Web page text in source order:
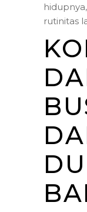
rutinitas